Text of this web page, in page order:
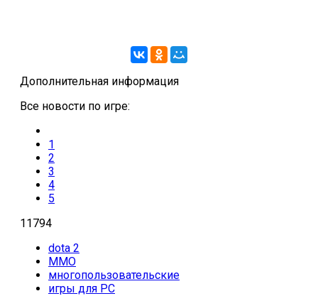
Дополнительная информация
Все новости по игре:
1
2
3
4
5
11794
dota 2
MMO
многопользовательские
игры для PC